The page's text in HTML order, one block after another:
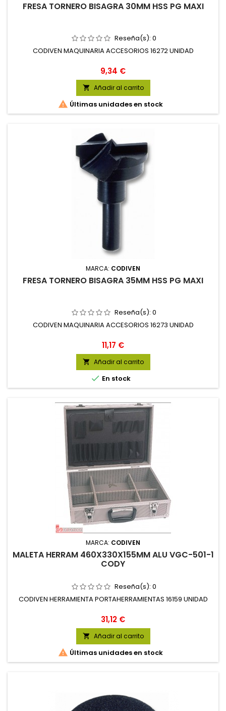
FRESA TORNERO BISAGRA 30MM HSS PG MAXI
Reseña(s): 0
CODIVEN MAQUINARIA ACCESORIOS 16272 UNIDAD
Precio
9,34 €
 Añadir al carrito
 Últimas unidades en stock
MARCA: CODIVEN
FRESA TORNERO BISAGRA 35MM HSS PG MAXI
Reseña(s): 0
CODIVEN MAQUINARIA ACCESORIOS 16273 UNIDAD
Precio
11,17 €
 Añadir al carrito
 En stock
MARCA: CODIVEN
MALETA HERRAM 460X330X155MM ALU VGC-501-1
CODY
Reseña(s): 0
CODIVEN HERRAMIENTA PORTAHERRAMIENTAS 16159 UNIDAD
Precio
31,12 €
 Añadir al carrito
 Últimas unidades en stock